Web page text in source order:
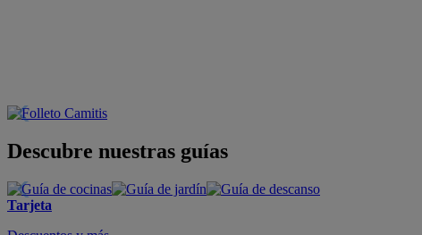
Descubre nuestras guías
Tarjeta